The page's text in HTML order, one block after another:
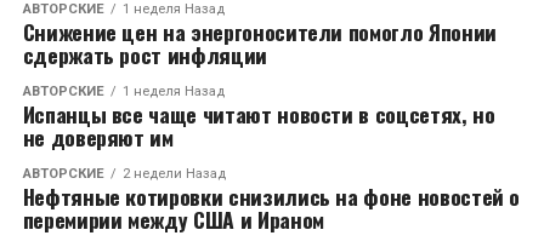
АВТОРСКИЕ 1 неделя Назад
Снижение цен на энергоносители помогло Японии
сдержать рост инфляции
АВТОРСКИЕ 1 неделя Назад
Испанцы все чаще читают новости в соцсетях, но
не доверяют им
АВТОРСКИЕ 2 недели Назад
Нефтяные котировки снизились на фоне новостей о
перемирии между США и Ираном